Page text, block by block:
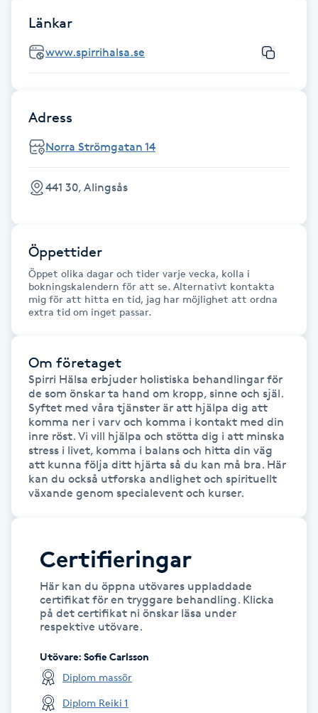
Hypnos
Hårborttagning
Hårbottenbehandling
Hårförlängning
Hårvård
Hälsa
Hälsprickor
Idrottsmassage
IPL hårborttagning
IR-massage
Japansk massage
Katun fransar
Keratinbehandling
Länkar
www.spirrihalsa.se
Adress
Norra Strömgatan 14
441 30, Alingsås
Öppettider
Öppet olika dagar och tider varje vecka, kolla i
bokningskalendern för att se. Alternativt kontakta
mig för att hitta en tid, jag har möjlighet att ordna
extra tid om inget passar.
Om företaget
Spirri Hälsa erbjuder holistiska behandlingar för
de som önskar ta hand om kropp, sinne och själ.
Syftet med våra tjänster är att hjälpa dig att
komma ner i varv och komma i kontakt med din
inre röst. Vi vill hjälpa och stötta dig i att minska
stress i livet, komma i balans och hitta din väg
att kunna följa ditt hjärta så du kan må bra. Här
kan du också utforska andlighet och spirituellt
växande genom specialevent och kurser.
Certifieringar
Här kan du öppna utövares uppladdade
certifikat för en tryggare behandling. Klicka
på det certifikat ni önskar läsa under
respektive utövare.
Utövare: Sofie Carlsson
Diplom massör
Diplom Reiki 1